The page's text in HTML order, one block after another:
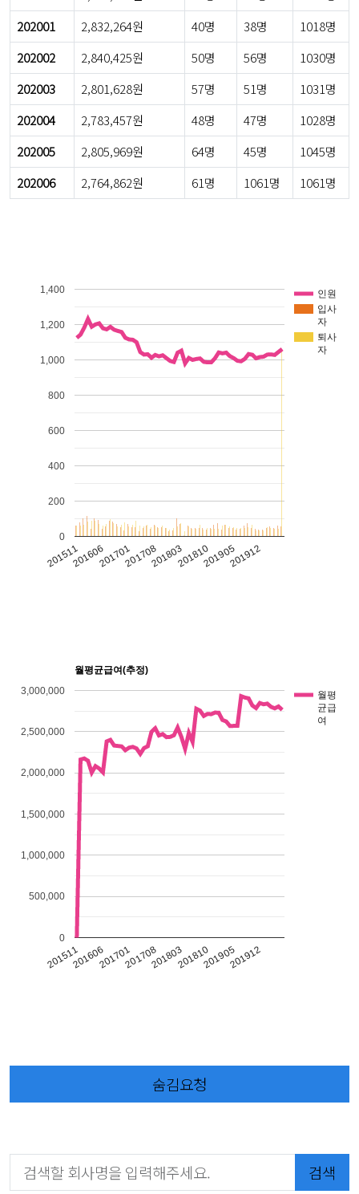
202001
2,832,264원 40명 38명
1018명
202002
2,840,425원 50명 56명
1030명
202003
2,801,628원 57명 51명
1031명
202004
2,783,457원 48명 47명
1028명
202005
2,805,969원 64명 45명
1045명
202006
2,764,862원 61명 1061명 1061명
인원
입사
자
퇴사
자
201511201606201701201708201803201810201905201912
0
200
400
600
800
1,000
1,200
1,400
월평균급여(추정)
월평
균급
여
201511201606201701201708201803201810201905201912
0
500,000
1,000,000
1,500,000
2,000,000
2,500,000
3,000,000
숨김요청
검색